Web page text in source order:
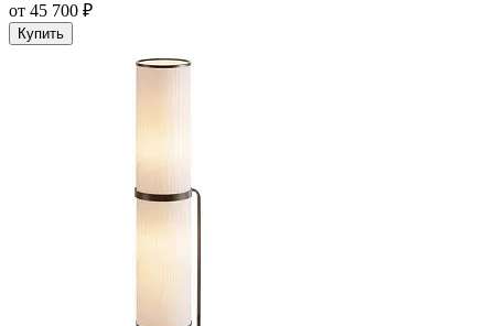
от 45 700 ₽
Купить